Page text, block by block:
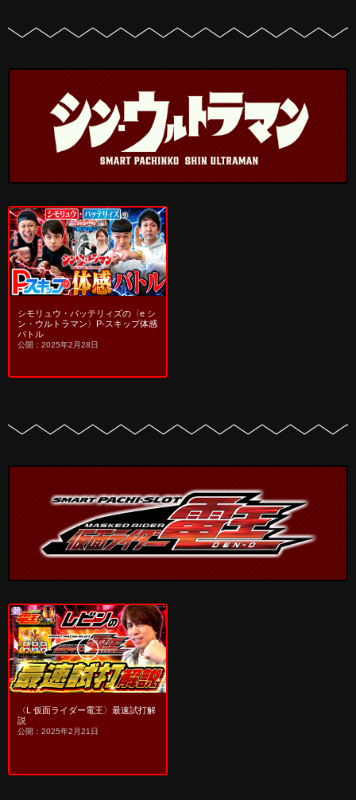
シモリュウ・バッテリィズの〈e シ
ン・ウルトラマン〉P-スキップ体感
バトル
公開：2025年2月28日
〈L 仮面ライダー電王〉最速試打解
説
公開：2025年2月21日